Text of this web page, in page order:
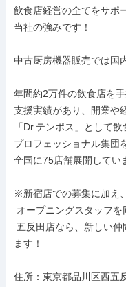
飲食店経営の全てをサポ
当社の強みです！
中古厨房機器販売では国
年間約2万件の飲食店を
支援実績があり、開業や
「Dr.テンポス」として
プロフェッショナル集団
全国に75店舗展開してい
※新宿店での募集に加え
ます！
住所：東京都品川区西五